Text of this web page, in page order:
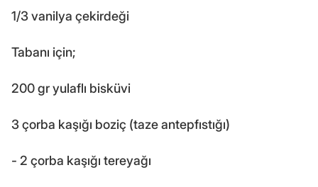
1/3 vanilya çekirdeği
Tabanı için;
200 gr yulaflı bisküvi
3 çorba kaşığı boziç (taze antepfıstığı)
- 2 çorba kaşığı tereyağı